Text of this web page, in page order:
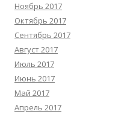
Ноябрь 2017
Октябрь 2017
Сентябрь 2017
Август 2017
Июль 2017
Июнь 2017
Май 2017
Апрель 2017